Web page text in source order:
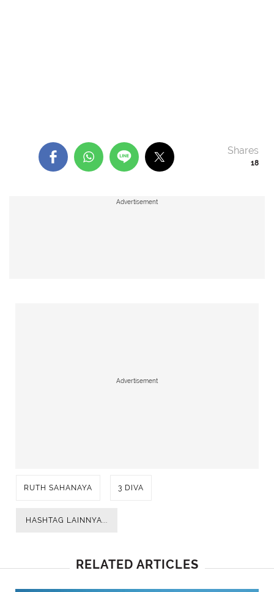
18
Shares
Advertisement
Advertisement
RUTH SAHANAYA 3 DIVA
HASHTAG LAINNYA...
RELATED ARTICLES